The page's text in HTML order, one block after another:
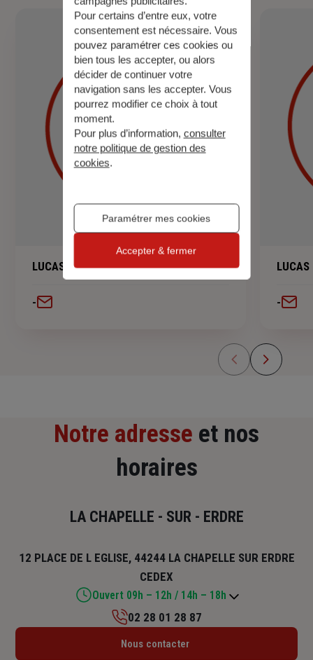
LUCAS SONIA
- -
Notre adresse et nos
horaires
LA CHAPELLE - SUR - ERDRE
12 PLACE DE L EGLISE, 44244 LA CHAPELLE SUR ERDRE
CEDEX
Ouvert 09h – 12h / 14h – 18h
Lundi : 09h – 12h / 14h – 18h
02 28 01 28 87
Nous contacter
Pour certains d’entre eux, votre
consentement est nécessaire. Vous
pouvez paramétrer ces cookies ou
bien tous les accepter, ou alors
décider de continuer votre
navigation sans les accepter. Vous
pourrez modifier ce choix à tout
moment.
Pour plus d’information, consulter
notre politique de gestion des
cookies.
Paramétrer mes cookies
Accepter & fermer